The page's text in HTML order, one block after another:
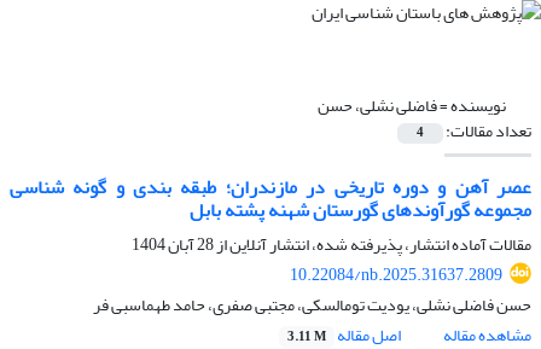
نویسنده =فاضلی نشلی، حسن
تعداد مقالات: 4
عصر آهن و دوره تاریخی در مازندران؛ طبقه بندی و گونه شناسی
مجموعه گورآوندهای گورستان شهنه پشته بابل
مقالات آماده انتشار، پذیرفته شده، انتشار آنلاین از28 آبان 1404
10.22084/nb.2025.31637.2809
حسن فاضلی نشلی، یودیت تومالسکی، مجتبی صفری، حامد طهماسبی فر
مشاهده مقاله
اصل مقاله 3.11 M